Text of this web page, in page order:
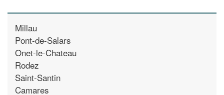
Millau
Pont-de-Salars
Onet-le-Chateau
Rodez
Saint-Santin
Camares